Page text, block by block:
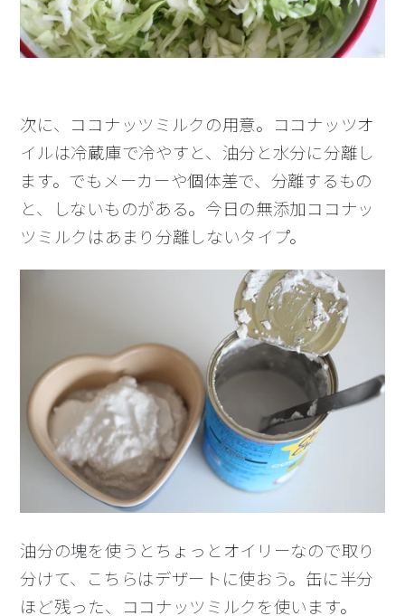
次に、ココナッツミルクの用意。ココナッツオ
イルは冷蔵庫で冷やすと、油分と水分に分離し
ます。でもメーカーや個体差で、分離するもの
と、しないものがある。今日の無添加ココナッ
ツミルクはあまり分離しないタイプ。
油分の塊を使うとちょっとオイリーなので取り
分けて、こちらはデザートに使おう。缶に半分
ほど残った、ココナッツミルクを使います。